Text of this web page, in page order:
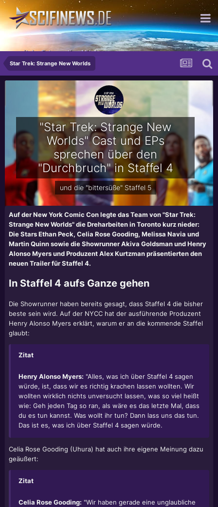
...mit der Extraportion Milch
Star Trek: Strange New Worlds
"Star Trek: Strange New
Worlds" Cast und EPs
sprechen über den
"Durchbruch" in Staffel 4
und die "bittersüße" Staffel 5
Auf der New York Comic Con legte das Team von "Star Trek:
Strange New Worlds" die Dreharbeiten in Toronto kurz nieder:
Die Stars Ethan Peck, Celia Rose Gooding, Melissa Navia und
Martin Quinn sowie die Showrunner Akiva Goldsman und Henry
Alonso Myers und Produzent Alex Kurtzman präsentierten den
neuen Trailer für Staffel 4.
In Staffel 4 aufs Ganze gehen
Die Showrunner haben bereits gesagt, dass Staffel 4 die bisher
beste sein wird. Auf der NYCC hat der ausführende Produzent
Henry Alonso Myers erklärt, warum er an die kommende Staffel
glaubt:
Zitat
Henry Alonso Myers: "Alles, was ich über Staffel 4 sagen
würde, ist, dass wir es richtig krachen lassen wollten. Wir
wollten wirklich nichts unversucht lassen, was so viel heißt
wie: Geh jeden Tag so ran, als wäre es das letzte Mal, dass
du es tun kannst. Was wollt ihr tun? Dann lass uns das tun.
Das ist es, was ich über Staffel 4 sagen würde.
Celia Rose Gooding (Uhura) hat auch ihre eigene Meinung dazu
geäußert:
Zitat
Celia Rose Gooding: "Wir haben gerade eine unglaubliche